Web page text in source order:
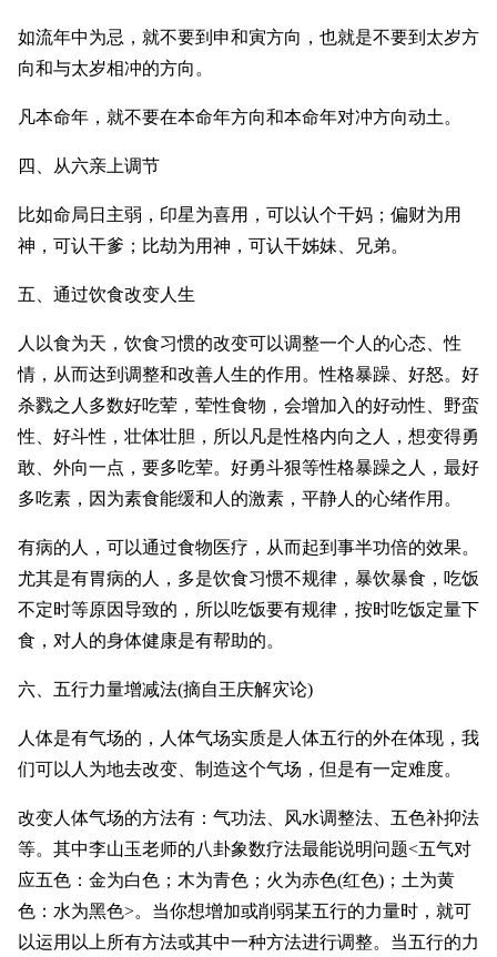
如流年中为忌，就不要到申和寅方向，也就是不要到太岁方
向和与太岁相冲的方向。
凡本命年，就不要在本命年方向和本命年对冲方向动土。
四、从六亲上调节
比如命局日主弱，印星为喜用，可以认个干妈；偏财为用
神，可认干爹；比劫为用神，可认干姊妹、兄弟。
五、通过饮食改变人生
人以食为天，饮食习惯的改变可以调整一个人的心态、性
情，从而达到调整和改善人生的作用。性格暴躁、好怒。好
杀戮之人多数好吃荤，荤性食物，会增加入的好动性、野蛮
性、好斗性，壮体壮胆，所以凡是性格内向之 人，想变得勇
敢、外向一点，要多吃荤。好勇斗狠等性格暴躁之人，最好
多吃素，因为素食能缓和人的激素，平静人的心绪作用。
有病的人，可以通过食物医疗，从而起到事半功倍的效果。
尤其是有胃病的人，多是饮食习惯不规律，暴饮暴食，吃饭
不定时等原因导致的，所以吃饭要有规律，按时吃饭定量下
食，对人的身体健康是有帮助的。
六、五行力量增减法(摘自王庆解灾论)
人体是有气场的，人体气场实质是人体五行的外在体现，我
们可以人为地去改变、制造这个气场，但是有一定难度。
改变人体气场的方法有：气功法、风水调整法、五色补抑法
等。其中李山玉老师的八卦象数疗法最能说明问题<五气对
应五色：金为白色；木为青色；火为赤色(红色)；土为黄
色：水为黑色>。当你想增加或削弱某五行的力量时，就可
以运用以上所有方法或其中一种方法进行调整。当五行的力